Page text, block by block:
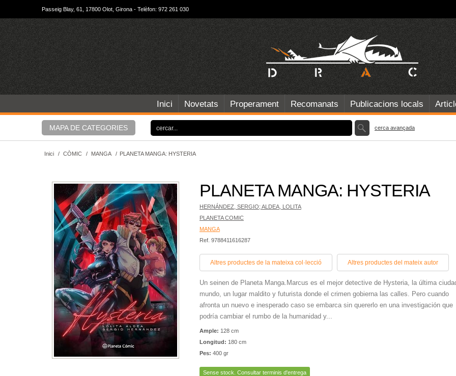
Passeig Blay, 61, 17800 Olot, Girona - Telèfon: 972 261 030
Inici Novetats Properament Recomanats Publicacions locals
MAPA DE CATEGORIES cerca avançada
Inici / CÒMIC / MANGA / PLANETA MANGA: HYSTERIA
PLANETA MANGA: HYSTERIA
HERNÁNDEZ, SERGIO; ALDEA, LOLITA
PLANETA COMIC
MANGA
Ref. 9788411616287
Altres productes de la mateixa col·lecció Altres productes del mateix autor
Un seinen de Planeta Manga.Marcus es el mejor detective de Hysteria, la última
mundo, un lugar maldito y futurista donde el crimen gobierna las calles. Pero cuando
afronta un nuevo e inesperado caso se embarca sin quererlo en una investigación que
podría cambiar el rumbo de la humanidad y...
Ample: 128 cm
Longitud: 180 cm
Pes: 400 gr
Sense stock. Consultar terminis d'entrega